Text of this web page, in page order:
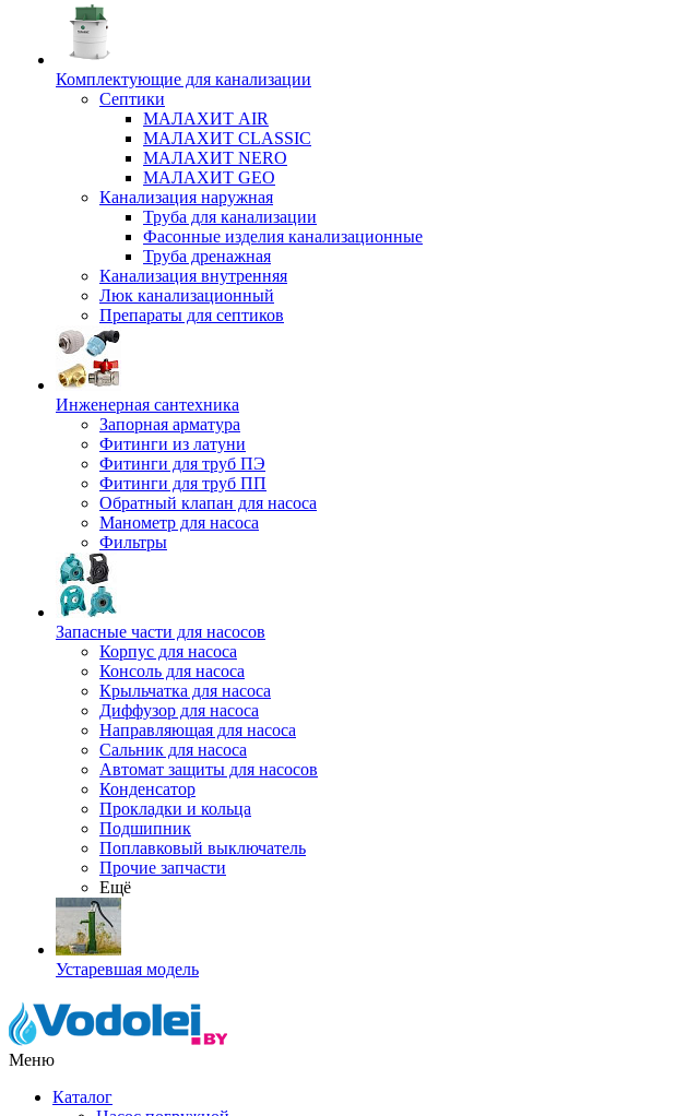
Комплектующие для канализации
Септики
МАЛАХИТ AIR
МАЛАХИТ CLASSIC
МАЛАХИТ NERO
МАЛАХИТ GEO
Канализация наружная
Труба для канализации
Фасонные изделия канализационные
Труба дренажная
Канализация внутренняя
Люк канализационный
Препараты для септиков
Инженерная сантехника
Запорная арматура
Фитинги из латуни
Фитинги для труб ПЭ
Фитинги для труб ПП
Обратный клапан для насоса
Манометр для насоса
Фильтры
Запасные части для насосов
Корпус для насоса
Консоль для насоса
Крыльчатка для насоса
Диффузор для насоса
Направляющая для насоса
Сальник для насоса
Автомат защиты для насосов
Конденсатор
Прокладки и кольца
Подшипник
Поплавковый выключатель
Прочие запчасти
Ещё
Устаревшая модель
Меню
Каталог